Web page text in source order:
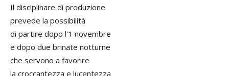
Il disciplinare di produzione
prevede la possibilità
di partire dopo l'1 novembre
e dopo due brinate notturne
che servono a favorire
la croccantezza e lucentezza